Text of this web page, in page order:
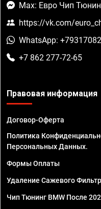
Max: Евро Чип
https://vk.com/
WhatsApp:
+7 862 277-72-65
Правовая информация
Договор-Оферта
Политика
Персональных Данных.
Формы Оплаты
Удаление Сажевого
Чип Тюнинг BMW После